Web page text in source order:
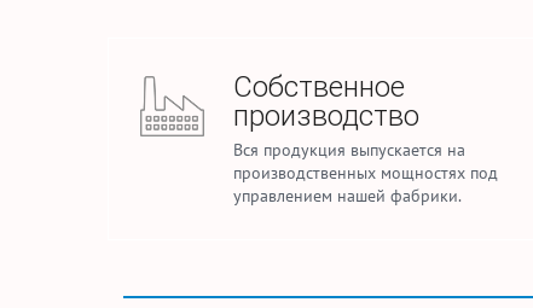
Собственное
производство
Вся продукция выпускается на
производственных мощностях под
управлением нашей фабрики.